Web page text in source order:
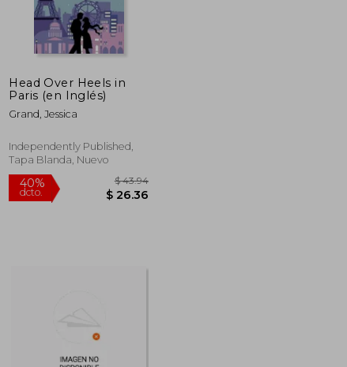
$ 32.39 dcto.
Head Over Heels in
Paris (en Inglés)
Grand, Jessica
Independently Published,
Tapa Blanda, Nuevo